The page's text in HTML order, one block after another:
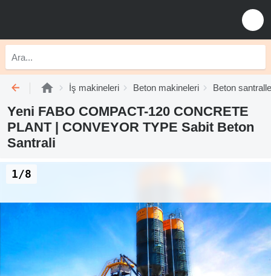
İş makineleri Beton makineleri Beton
Yeni FABO COMPACT-120 CONCRETE
PLANT | CONVEYOR TYPE Sabit Beton
Santrali
1/8